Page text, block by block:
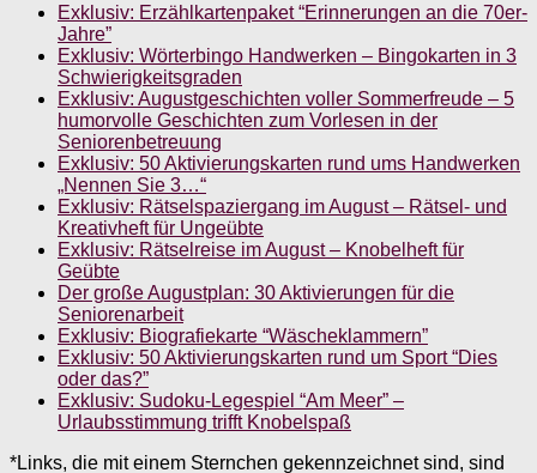
Exklusiv: Erzählkartenpaket “Erinnerungen an die 70er-
Jahre”
Exklusiv: Wörterbingo Handwerken – Bingokarten in 3
Schwierigkeitsgraden
Exklusiv: Augustgeschichten voller Sommerfreude – 5
humorvolle Geschichten zum Vorlesen in der
Seniorenbetreuung
Exklusiv: 50 Aktivierungskarten rund ums Handwerken
„Nennen Sie 3…“
Exklusiv: Rätselspaziergang im August – Rätsel- und
Kreativheft für Ungeübte
Exklusiv: Rätselreise im August – Knobelheft für
Geübte
Der große Augustplan: 30 Aktivierungen für die
Seniorenarbeit
Exklusiv: Biografiekarte “Wäscheklammern”
Exklusiv: 50 Aktivierungskarten rund um Sport “Dies
oder das?”
Exklusiv: Sudoku-Legespiel “Am Meer” –
Urlaubsstimmung trifft Knobelspaß
*Links, die mit einem Sternchen gekennzeichnet sind, sind